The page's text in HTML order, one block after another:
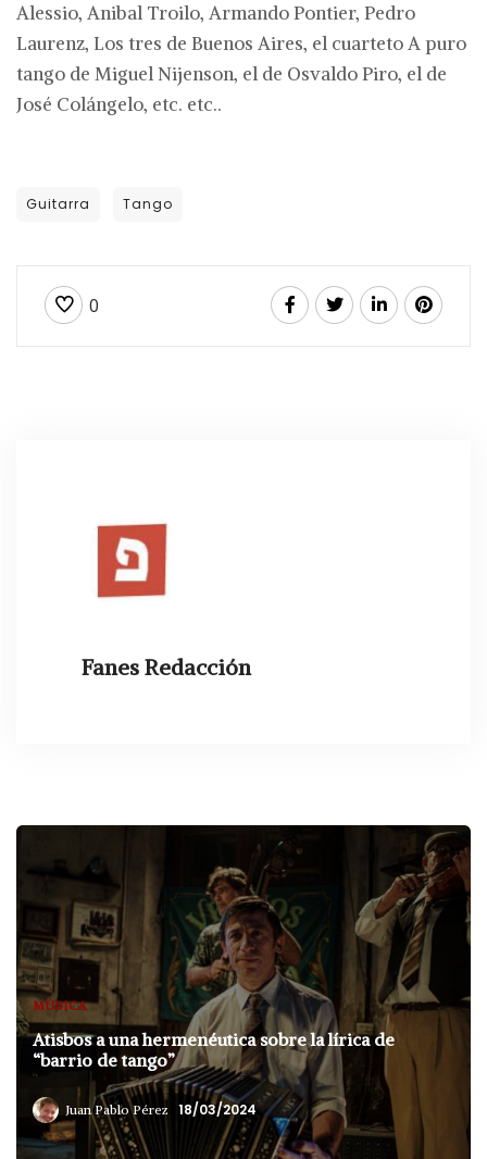
Alessio, Anibal Troilo, Armando Pontier, Pedro
Laurenz, Los tres de Buenos Aires, el cuarteto A puro
tango de Miguel Nijenson, el de Osvaldo Piro, el de
José Colángelo, etc. etc..
Guitarra Tango
0
Fanes Redacción
MÚSICA
Atisbos a una hermenéutica sobre la lírica de
“barrio de tango”
Juan Pablo Pérez 18/03/2024